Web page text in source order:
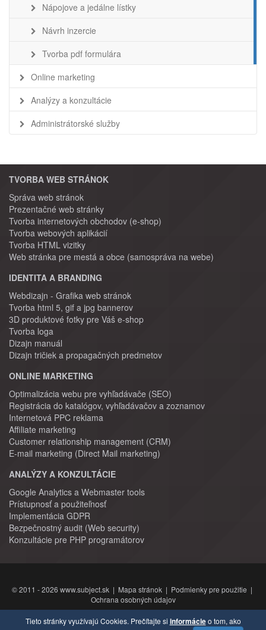
Nápojove a jedálne lístky
Návrh inzercie
Tvorba pdf formulára
Online marketing
Analýzy a konzultácie
Administrátorské služby
TVORBA WEB STRÁNOK
Správa web stránok
Prezentačné web stránky
Tvorba internetových obchodov (e-shop)
Tvorba webových aplikácií
Tvorba HTML vizitky
Web stránka pre mestá a obce (samospráva na webe)
IDENTITA A BRANDING
Webdizajn - Grafika web stránok
Tvorba html 5, gif a jpg bannerov
3D produktové fotky pre Váš e-shop
Tvorba loga
Dizajn manuál
Dizajn tričiek a propagačných predmetov
ONLINE MARKETING
Optimalizácia webu pre vyhľadávače (SEO)
Registrácia do katalógov, vyhľadávačov a zoznamov
Internetová PPC reklama
Affiliate marketing
Customer relationship management (CRM)
E-mail marketing (Direct Mail marketing)
ANALÝZY A KONZULTÁCIE
Google Analytics a Webmaster tools
Prístupnosť a použiteľnosť
Implementácia GDPR
Bezpečnostný audit (Web security)
Konzultácie pre PHP programátorov
© 2011 - 2026 www.subject.sk | Mapa stránok | Podmienky pre použitie |
Ochrana osobných údajov
Tieto stránky využívajú Cookies. Prečítajte si informácieo tom, ako